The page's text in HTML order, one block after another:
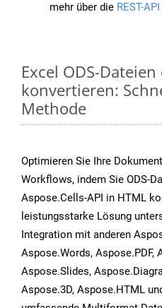
mehr über die REST-API
Excel ODS-
konvertieren:
Methode
Optimieren Sie Ihre
Workflows, indem Sie ODS-
Aspose.Cells-API in HTML
leistungsstarke Lösung
Integration mit anderen
Aspose.Words, Aspose.PDF,
Aspose.Slides,
Aspose.3D, Aspose.HTML